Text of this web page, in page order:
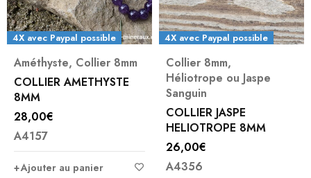
4X avec Paypal possible
Améthyste, Collier 8mm
COLLIER AMETHYSTE
8MM
28,00€
A4157
Ajouter au panier
4X avec Paypal possible
Collier 8mm,
Héliotrope ou Jaspe
Sanguin
COLLIER JASPE
HELIOTROPE 8MM
26,00€
A4356